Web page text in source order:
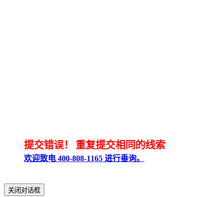
提交错误！ 重复提交相同的线索
欢迎致电 400-808-1165 进行垂询。
关闭对话框